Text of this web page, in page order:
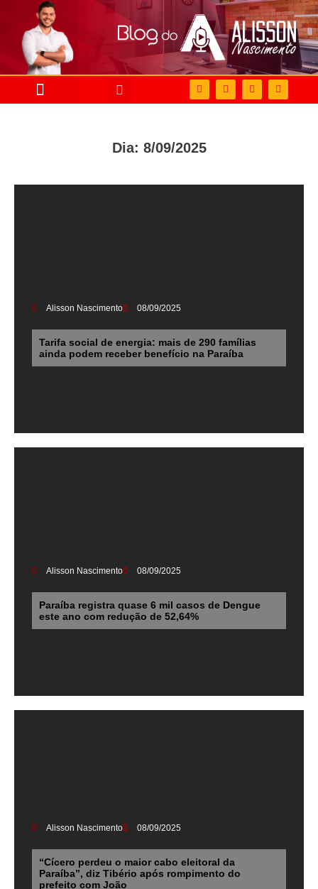
Dia: 8/09/2025
Alisson Nascimento 08/09/2025
Tarifa social de energia: mais de 290 famílias
ainda podem receber benefício na Paraíba
Alisson Nascimento 08/09/2025
Paraíba registra quase 6 mil casos de Dengue
este ano com redução de 52,64%
Alisson Nascimento 08/09/2025
“Cícero perdeu o maior cabo eleitoral da
Paraíba”, diz Tibério após rompimento do
prefeito com João